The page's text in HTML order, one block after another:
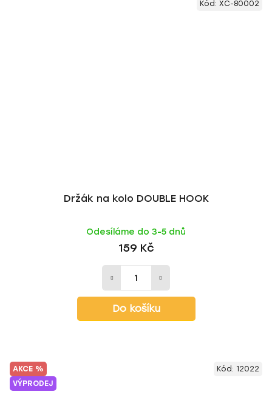
Držák na kolo DOUBLE HOOK
Odesíláme do 3-5 dnů
159 Kč
Do košíku
Kód: XC-80002
AKCE %
VÝPRODEJ
Kód: 12022